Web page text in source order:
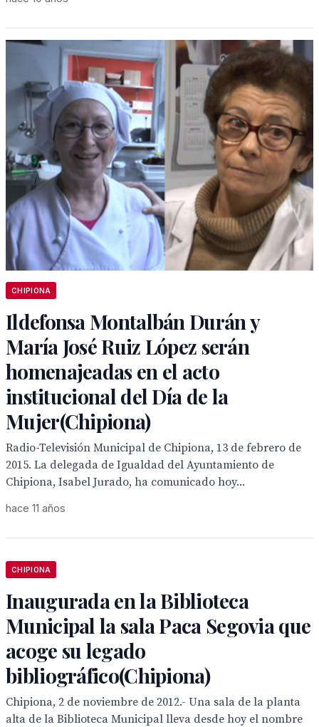
CHIPIONA
Ildefonsa Montalbán Durán y
María José Ruiz López serán
homenajeadas en el acto
institucional del Día de la
Mujer(Chipiona)
Radio-Televisión Municipal de Chipiona, 13 de febrero de
2015. La delegada de Igualdad del Ayuntamiento de
Chipiona, Isabel Jurado, ha comunicado hoy...
hace 11 años
CHIPIONA
Inaugurada en la Biblioteca
Municipal la sala Paca Segovia que
acoge su legado
bibliográfico(Chipiona)
Chipiona, 2 de noviembre de 2012.- Una sala de la planta
alta de la Biblioteca Municipal lleva desde hoy el nombre